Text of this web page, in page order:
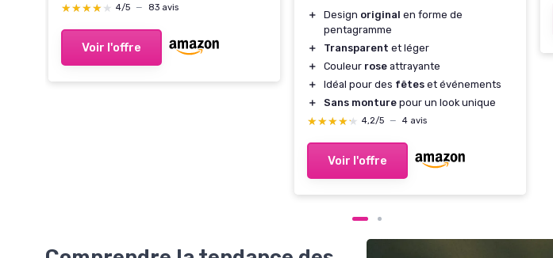
★★★★★
★★★★★ 4/5 — 83 avis
Voir l'offre
＋ Design original en forme de
pentagramme
＋
Transparent et léger
＋
Couleur rose attrayante
＋
Idéal pour des fêtes et événements
＋
Sans monture pour un look unique
★★★★★
★★★★★ 4,2/5 — 4 avis
Voir l'offre